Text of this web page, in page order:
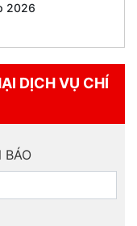
2026
DỊCH VỤ CHÍ
BÁO